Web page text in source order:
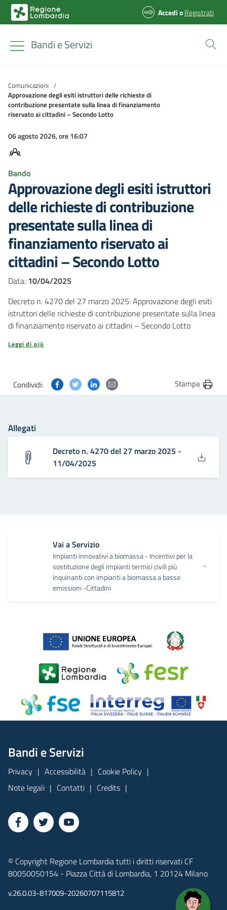
AccedioRegistrati
Bandi e Servizi
Comunicazioni /
Approvazione degli esiti istruttori delle richieste di
contribuzione presentate sulla linea di finanziamento
riservato ai cittadini – Secondo Lotto
06 agosto 2026, ore 16:07
Bando
Approvazione degli esiti istruttori
delle richieste di contribuzione
presentate sulla linea di
finanziamento riservato ai
cittadini – Secondo Lotto
Data: 10/04/2025
Decreto n. 4270 del 27 marzo 2025: Approvazione degli esiti
istruttori delle richieste di contribuzione presentate sulla linea
di finanziamento riservato ai cittadini – Secondo Lotto
Leggi di più
Condividi: Condividi questa pagina su Facebook
Condividi questa pagina su Twitter
Condividi questa pagina su Linkedin
Condividi questa pagina via
Stampa
Allegati
Decreto n. 4270 del 27 marzo 2025 -
11/04/2025
Vai a Servizio
Impianti innovativi a biomassa - Incentivi per la
sostituzione degli impianti termici civili più
inquinanti con impianti a biomassa a basse
emissioni -Cittadini
Bandi e Servizi
Privacy Accessibilità
Cookie Policy
Note legali
Contatti Credits
© Copyright Regione Lombardia tutti i diritti riservati CF
80050050154 - Piazza Città di Lombardia, 1 20124 Milano
v.26.0.03-817009-20260707115812